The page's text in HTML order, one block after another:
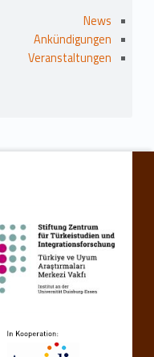
News
Ankündigungen
Veranstaltungen